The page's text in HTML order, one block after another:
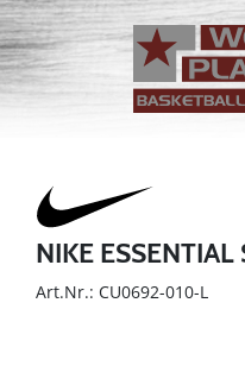
NIKE ESSENTIAL
Art.Nr.: CU0692-010-L